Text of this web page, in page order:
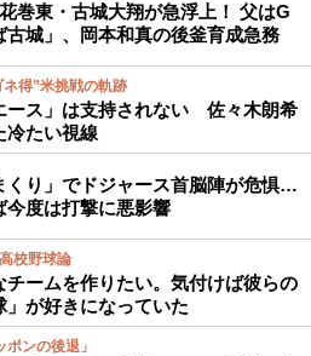
巻東・古城大翔が急浮上！ 父はG
古城」、岡本和真の後釜育成急務
得”米挑戦の軌跡
ース」は支持されない 佐々木朗希
冷たい視線
くり」でドジャース首脳陣が危惧…
今度は打撃に悪影響
校野球論
チームを作りたい。気付けば彼らの
」が好きになっていた
ンの後退」